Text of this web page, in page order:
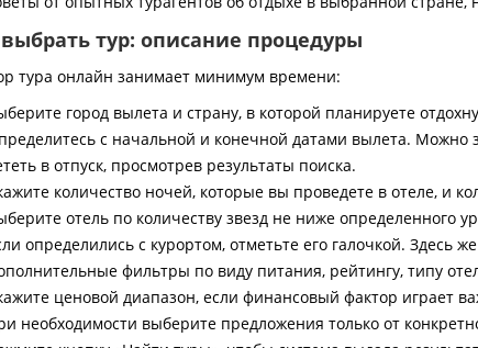
тур: описание процедуры
тура онлайн занимает минимум времени:
город вылета и страну, в которой планируете
с начальной и конечной датами вылета. Можно
в отпуск, просмотрев результаты поиска.
количество ночей, которые вы проведете в отеле, и
отель по количеству звезд не ниже определенного
определились с курортом, отметьте его галочкой. Здесь
фильтры по виду питания, рейтингу, типу
ценовой диапазон, если финансовый фактор играет
необходимости выберите предложения только от